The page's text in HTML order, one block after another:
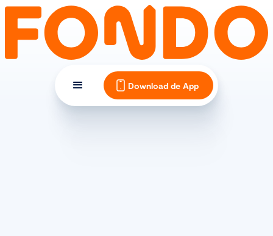
Download de App